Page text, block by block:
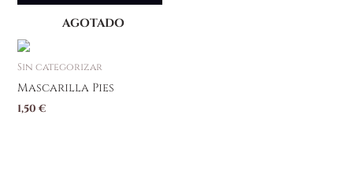
AGOTADO
Sin categorizar
Mascarilla Pies
1,50€